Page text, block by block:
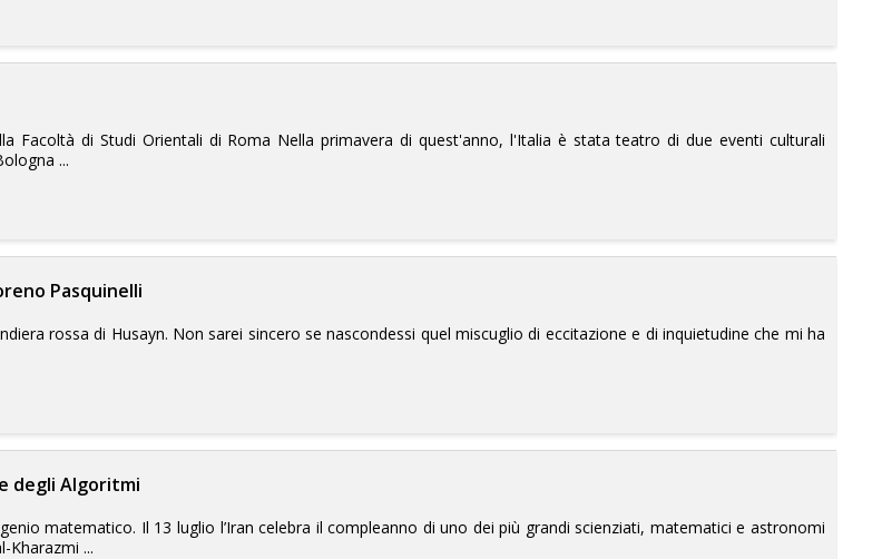
Facoltà di Studi Orientali di Roma Nella primavera di quest'anno, l'Italia è stata teatro di due eventi culturali
...
Pasquinelli
rossa di Husayn. Non sarei sincero se nascondessi quel miscuglio di eccitazione e di inquietudine che mi ha
degli Algoritmi
matematico. Il 13 luglio l’Iran celebra il compleanno di uno dei più grandi scienziati, matematici e astronomi
Kharazmi ...